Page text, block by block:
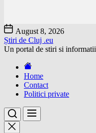
Skip
to
the
content
August 8, 2026
Știri de Cluj .eu
Un portal de stiri si informatii
Home
Contact
Politici private